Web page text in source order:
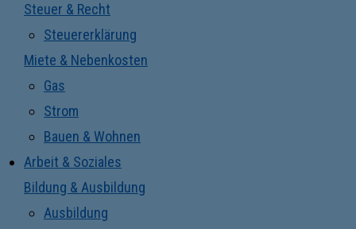
Steuer & Recht
Steuererklärung
Miete & Nebenkosten
Gas
Strom
Bauen & Wohnen
Arbeit & Soziales
Bildung & Ausbildung
Ausbildung